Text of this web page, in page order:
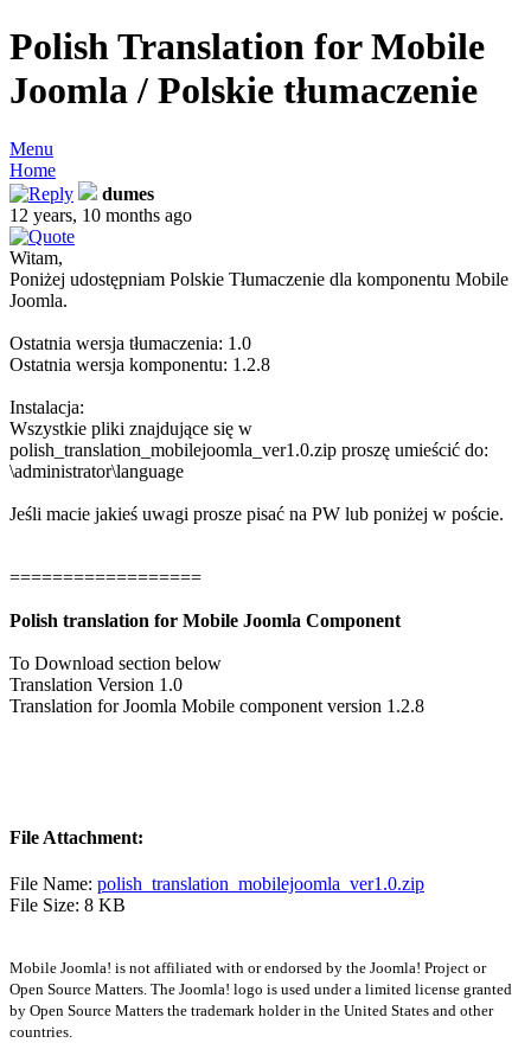
Polish Translation for Mobile
Joomla / Polskie tłumaczenie
Menu
Home
dumes
12 years, 10 months ago
Witam,
Poniżej udostępniam Polskie Tłumaczenie dla komponentu Mobile
Joomla.
Ostatnia wersja tłumaczenia: 1.0
Ostatnia wersja komponentu: 1.2.8
Instalacja:
Wszystkie pliki znajdujące się w
polish_translation_mobilejoomla_ver1.0.zip proszę umieścić do:
\administrator\language
Jeśli macie jakieś uwagi prosze pisać na PW lub poniżej w poście.
==================
Polish translation for Mobile Joomla Component
To Download section below
Translation Version 1.0
Translation for Joomla Mobile component version 1.2.8
File Attachment:
File Name: polish_translation_mobilejoomla_ver1.0.zip
File Size: 8 KB
Mobile Joomla! is not affiliated with or endorsed by the Joomla! Project or
Open Source Matters. The Joomla! logo is used under a limited license granted
by Open Source Matters the trademark holder in the United States and other
countries.